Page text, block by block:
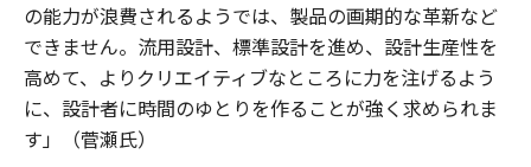
の能力が浪費されるようでは、製品の画期的な革新など
できません。流用設計、標準設計を進め、設計生産性を
高めて、よりクリエイティブなところに力を注げるよう
に、設計者に時間のゆとりを作ることが強く求められま
す」（菅瀬氏）